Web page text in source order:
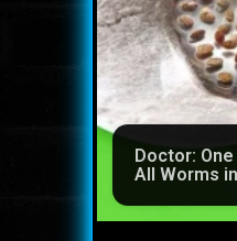
Doctor:
All Worms